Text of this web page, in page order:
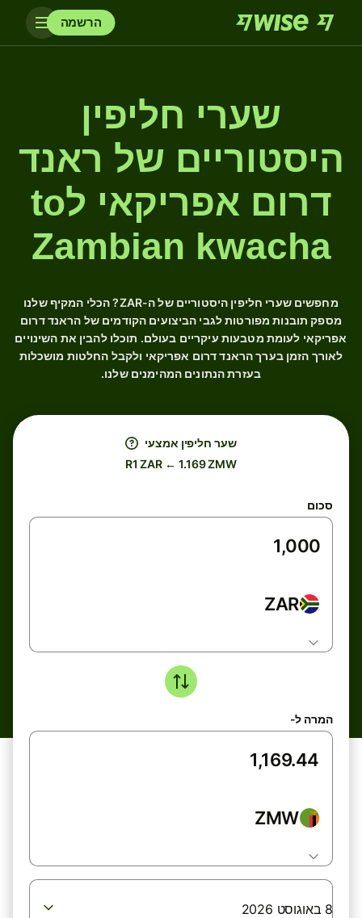
הרשמה
שערי חליפין
היסטוריים של ראנד
דרום אפריקאי לto
Zambian kwacha
מחפשים שערי חליפין היסטוריים של ה-ZAR? הכלי המקיף שלנו
מספק תובנות מפורטות לגבי הביצועים הקודמים של הראנד דרום
אפריקאי לעומת מטבעות עיקריים בעולם. תוכלו להבין את השינויים
לאורך הזמן בערך הראנד דרום אפריקאי ולקבל החלטות מושכלות
בעזרת הנתונים המהימנים שלנו.
שער חליפין אמצעי
R1 ZAR ← 1.169 ZMW
סכום
ZAR
המרה ל-
ZMW
8 באוגוסט 2026